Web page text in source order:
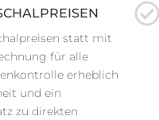
statt mit
für alle
erheblich
und ein
zu direkten